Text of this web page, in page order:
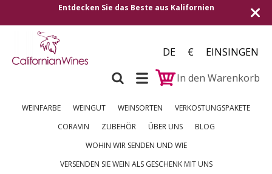
Sie das Beste aus Kalifornien Versand
DE €
EINSINGEN
In den Warenkorb
WEINFARBE WEINGUT WEINSORTEN
VERKOSTUNGSPAKETE
CORAVIN
ZUBEHÖR ÜBER UNS
BLOG
WOHIN WIR SENDEN UND WIE
VERSENDEN SIE WEIN ALS GESCHENK MIT UNS